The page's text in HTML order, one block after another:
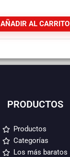
AÑADIR AL CARRITO
PRODUCTOS
Productos
Categorías
Los más baratos